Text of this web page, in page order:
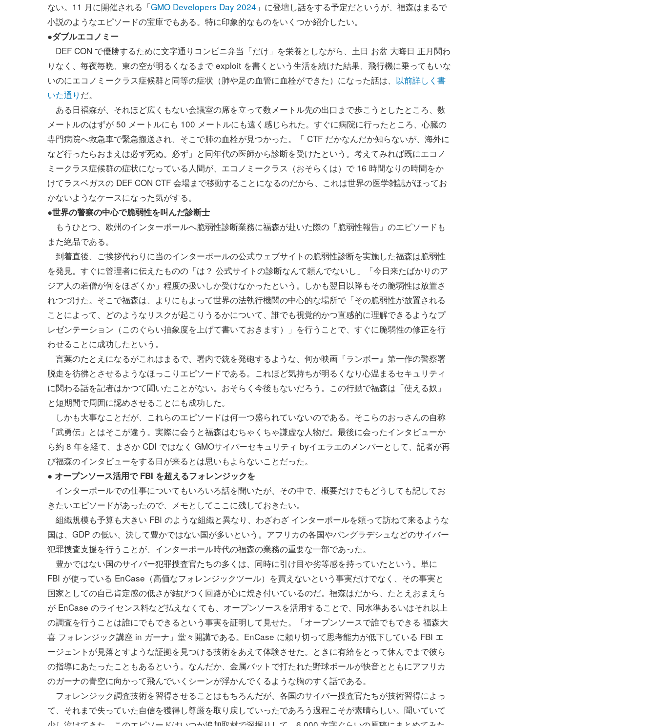
ない。11 月に開催される「GMO Developers Day 2024 」に登壇し話をする予定だというが、福森はまるで
小説のようなエピソードの宝庫でもある。特に印象的なものをいくつか紹介したい。
●ダブルエコノミー
DEF CON で優勝するために文字通りコンビニ弁当「だけ」を栄養としながら、土日 お盆 大晦日 正月関わ
りなく、毎夜毎晩、東の空が明るくなるまで exploit を書くという生活を続けた結果、飛行機に乗ってもいな
いのにエコノミークラス症候群と同等の症状（肺や足の血管に血栓ができた）になった話は、 以前詳しく書
いた通り だ。
ある日福森が、それほど広くもない会議室の席を立って数メートル先の出口まで歩こうとしたところ、数
メートルのはずが 50 メートルにも 100 メートルにも遠く感じられた。すぐに病院に行ったところ、心臓の
専門病院へ救急車で緊急搬送され、そこで肺の血栓が見つかった。「 CTF だかなんだか知らないが、海外に
など行ったらおまえは必ず死ぬ。必ず」と同年代の医師から診断を受けたという。考えてみれば既にエコノ
ミークラス症候群の症状になっている人間が、エコノミークラス（おそらくは）で 16 時間なりの時間をか
けてラスベガスの DEF CON CTF 会場まで移動することになるのだから、これは世界の医学雑誌がほってお
かないようなケースになった気がする。
●世界の警察の中心で脆弱性を叫んだ診断士
もうひとつ、欧州のインターポールへ脆弱性診断業務に福森が赴いた際の「脆弱性報告」のエピソードも
また絶品である。
到着直後、ご挨拶代わりに当のインターポールの公式ウェブサイトの脆弱性診断を実施した福森は脆弱性
を発見。すぐに管理者に伝えたものの「は？ 公式サイトの診断なんて頼んでないし」「今日来たばかりのア
ジア人の若僧が何をほざくか」程度の扱いしか受けなかったという。しかも翌日以降もその脆弱性は放置さ
れつづけた。そこで福森は、よりにもよって世界の法執行機関の中心的な場所で「その脆弱性が放置される
ことによって、どのようなリスクが起こりうるかについて、誰でも視覚的かつ直感的に理解できるようなプ
レゼンテーション（このぐらい抽象度を上げて書いておきます）」を行うことで、すぐに脆弱性の修正を行
わせることに成功したという。
言葉のたとえになるがこれはまるで、署内で銃を発砲するような、何か映画『ランボー』第一作の警察署
脱走を彷彿とさせるようなほっこりエピソードである。これほど気持ちが明るくなり心温まるセキュリティ
に関わる話を記者はかつて聞いたことがない。おそらく今後もないだろう。この行動で福森は「使える奴」
と短期間で周囲に認めさせることにも成功した。
しかも大事なことだが、これらのエピソードは何一つ盛られていないのである。そこらのおっさんの自称
「武勇伝」とはそこが違う。実際に会うと福森はむちゃくちゃ謙虚な人物だ。最後に会ったインタビューか
ら約 8 年を経て、まさか CDI ではなく GMOサイバーセキュリティ byイエラエのメンバーとして、記者が再
び福森のインタビューをする日が来るとは思いもよらないことだった。
● オープンソース活用で FBI を超えるフォレンジックを
インターポールでの仕事についてもいろいろ話を聞いたが、その中で、概要だけでもどうしても記してお
きたいエピソードがあったので、メモとしてここに残しておきたい。
組織規模も予算も大きい FBI のような組織と異なり、わざわざ インターポールを頼って訪ねて来るような
国は、GDP の低い、決して豊かではない国が多いという。アフリカの各国やバングラデシュなどのサイバー
犯罪捜査支援を行うことが、インターポール時代の福森の業務の重要な一部であった。
豊かではない国のサイバー犯罪捜査官たちの多くは、同時に引け目や劣等感を持っていたという。単に
FBI が使っている EnCase（高価なフォレンジックツール）を買えないという事実だけでなく、その事実と
国家としての自己肯定感の低さが結びつく回路が心に焼き付いているのだ。福森はだから、たとえおまえら
が EnCase のライセンス料など払えなくても、オープンソースを活用することで、同水準あるいはそれ以上
の調査を行うことは誰にでもできるという事実を証明して見せた。「オープンソースで誰でもできる 福森大
喜 フォレンジック講座 in ガーナ」堂々開講である。EnCase に頼り切って思考能力が低下している FBI エ
ージェントが見落とすような証拠を見つける技術をあえて体験させた。ときに有給をとって休んでまで彼ら
の指導にあたったこともあるという。なんだか、金属バットで打たれた野球ボールが快音とともにアフリカ
のガーナの青空に向かって飛んでいくシーンが浮かんでくるような胸のすく話である。
フォレンジック調査技術を習得させることはもちろんだが、各国のサイバー捜査官たちが技術習得によっ
て、それまで失っていた自信を獲得し尊厳を取り戻していったであろう過程こそが素晴らしい。聞いていて